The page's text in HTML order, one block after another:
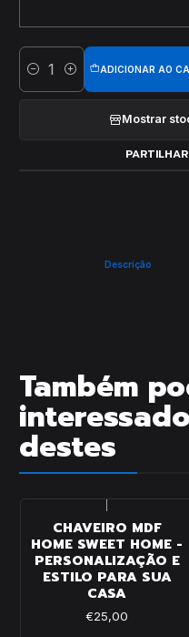
Quantidade
ADICIONAR AO
Mostrar
Descrição
Também
destes
CHAVEIRO MDF
HOME SWEET HOME -
PERSONALIZAÇÃO E
ESTILO PARA SUA
CASA
€25,00